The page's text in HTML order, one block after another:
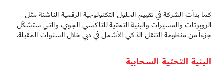
كما بدأت الشركة في تقييم الحلول التكنولوجية الرقمية الناشئة مثل
الروبوتات والمسيرات والبنية التحتية للتاكسي الجوي، والتي ستشكّل
جزءاً من منظومة التنقل الذكي الأشمل في دبي خلال السنوات المقبلة.
البنية التحتية السحابية